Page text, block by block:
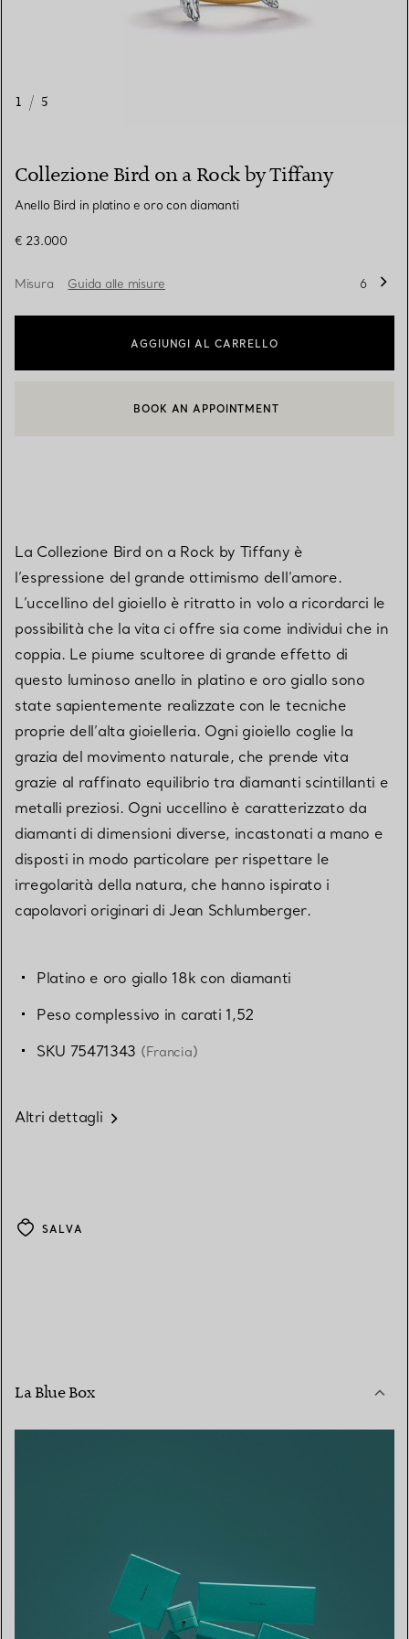
1 / 5
Collezione Bird on a Rock by Tiffany
Anello Bird in platino e oro con diamanti
€ 23.000
Misura Guida alle misure 6
AGGIUNGI AL CARRELLO
CONTATTA UN CONSULENTE CLIENTI O PRENOTA UN
BOOK AN APPOINTMENT
La Collezione Bird on a Rock by Tiffany è
l’espressione del grande ottimismo dell’amore.
L’uccellino del gioiello è ritratto in volo a ricordarci le
possibilità che la vita ci offre sia come individui che in
coppia. Le piume scultoree di grande effetto di
questo luminoso anello in platino e oro giallo sono
state sapientemente realizzate con le tecniche
proprie dell’alta gioielleria. Ogni gioiello coglie la
grazia del movimento naturale, che prende vita
grazie al raffinato equilibrio tra diamanti scintillanti e
metalli preziosi. Ogni uccellino è caratterizzato da
diamanti di dimensioni diverse, incastonati a mano e
disposti in modo particolare per rispettare le
irregolarità della natura, che hanno ispirato i
capolavori originari di Jean Schlumberger.
Platino e oro giallo 18k con diamanti
Peso complessivo in carati 1,52
SKU 75471343 (Francia)
Altri dettagli
SALVA
La Blue Box